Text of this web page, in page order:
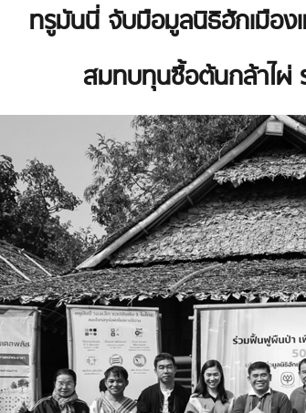
ทรูมันนี่ จับมือมูลนิธิฮักเมือง
สมทบทุนซื้อต้นกล้าไผ่